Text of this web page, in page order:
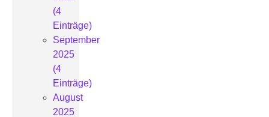
(4
Einträge)
September
2025
(4
Einträge)
August
2025